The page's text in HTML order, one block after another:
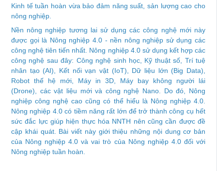
Kinh tế tuần hoàn vừa bảo đảm năng suất, sản lượng cao cho
nông nghiệp.
Nền nông nghiệp tương lai sử dụng các công nghệ mới này
được gọi là Nông nghiệp 4.0 - nền nông nghiệp sử dụng các
công nghệ tiên tiến nhất. Nông nghiệp 4.0 sử dụng kết hợp các
công nghệ sau đây: Công nghệ sinh học, Kỹ thuật số, Trí tuệ
nhân tạo (AI), Kết nối vạn vật (IoT), Dữ liệu lớn (Big Data),
Robot thế hệ mới, Máy in 3D, Máy bay không người lái
(Drone), các vật liệu mới và công nghệ Nano. Do đó, Nông
nghiệp công nghệ cao cũng có thể hiểu là Nông nghiệp 4.0.
Nông nghiệp 4.0 có tiềm năng rất lớn để trở thành công cụ hết
sức đắc lực giúp hiện thực hóa NNTH nên cũng cần được đề
cập khái quát. Bài viết này giới thiệu những nội dung cơ bản
của Nông nghiệp 4.0 và vai trò của Nông nghiệp 4.0 đối với
Nông nghiệp tuần hoàn.